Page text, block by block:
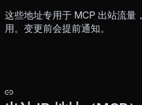
这些地址专用于 MCP 出站流量，
用。变更前会提前通知。